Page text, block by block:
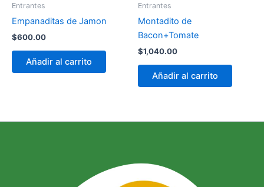
Entrantes
Empanaditas de Jamon
$600.00
Añadir al carrito
Entrantes
Montadito de
Bacon+Tomate
$1,040.00
Añadir al carrito